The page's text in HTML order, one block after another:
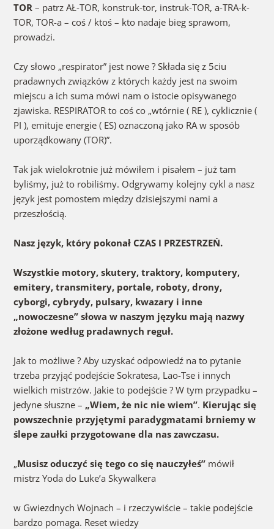
TOR – patrz AŁ-TOR, konstruk-tor, instruk-TOR, a-TRA-k-
TOR, TOR-a – coś / ktoś – kto nadaje bieg sprawom,
prowadzi.
Czy słowo „respirator” jest nowe ? Składa się z 5ciu
pradawnych związków z których każdy jest na swoim
miejscu a ich suma mówi nam o istocie opisywanego
zjawiska. RESPIRATOR to coś co „wtórnie ( RE ), cyklicznie (
PI ), emituje energie ( ES) oznaczoną jako RA w sposób
uporządkowany (TOR)”.
Tak jak wielokrotnie już mówiłem i pisałem – już tam
byliśmy, już to robiliśmy. Odgrywamy kolejny cykl a nasz
język jest pomostem między dzisiejszymi nami a
przeszłością.
Nasz język, który pokonał CZAS I PRZESTRZEŃ.
Wszystkie motory, skutery, traktory, komputery,
emitery, transmitery, portale, roboty, drony,
cyborgi, cybrydy, pulsary, kwazary i inne
„nowoczesne” słowa w naszym języku mają nazwy
złożone według pradawnych reguł.
Jak to możliwe ? Aby uzyskać odpowiedź na to pytanie
trzeba przyjąć podejście Sokratesa, Lao-Tse i innych
wielkich mistrzów. Jakie to podejście ? W tym przypadku –
jedyne słuszne – „Wiem, że nic nie wiem”. Kierując się
powszechnie przyjętymi paradygmatami brniemy w
ślepe zaułki przygotowane dla nas zawczasu.
„Musisz oduczyć się tego co się nauczyłeś” mówił
mistrz Yoda do Luke’a Skywalkera
w Gwiezdnych Wojnach – i rzeczywiście – takie podejście
bardzo pomaga. Reset wiedzy